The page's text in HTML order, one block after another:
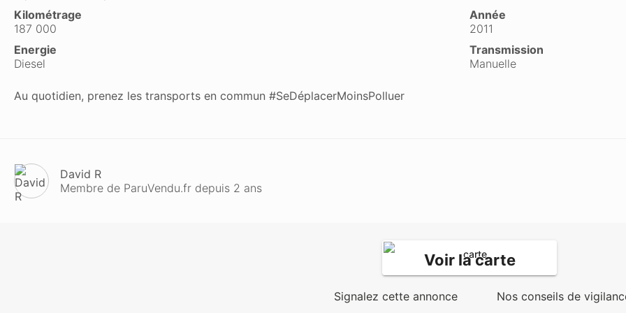
Kilométrage
187 000
Année
2011
Energie
Diesel
Transmission
Manuelle
Au quotidien, prenez les transports en commun #SeDéplacerMoinsPolluer
David R
Membre de ParuVendu.fr depuis 2 ans
Voir la carte
Signalez cette annonce Nos conseils de